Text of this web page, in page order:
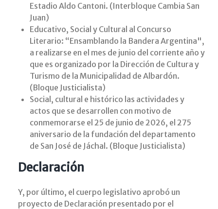
Estadio Aldo Cantoni. (Interbloque Cambia San
Juan)
Educativo, Social y Cultural al Concurso
Literario: “Ensamblando la Bandera Argentina",
a realizarse en el mes de junio del corriente año y
que es organizado por la Dirección de Cultura y
Turismo de la Municipalidad de Albardón.
(Bloque Justicialista)
Social, cultural e histórico las actividades y
actos que se desarrollen con motivo de
conmemorarse el 25 de junio de 2026, el 275
aniversario de la fundación del departamento
de San José de Jáchal. (Bloque Justicialista)
Declaración
Y, por último, el cuerpo legislativo aprobó un
proyecto de Declaración presentado por el